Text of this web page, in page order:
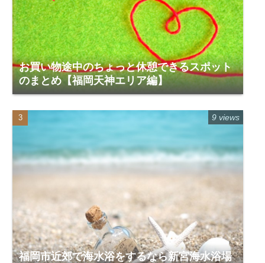
お買い物途中のちょっと休憩できるスポット
のまとめ【福岡天神エリア編】
福岡市近郊で海水浴をするなら新宮海水浴場
9 views